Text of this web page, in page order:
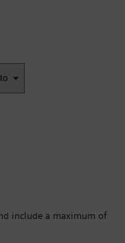
include a maximum of